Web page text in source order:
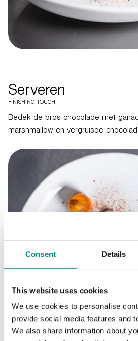
Consent Details
This website uses cookies
We use cookies to personalise
provide social media features and
We also share information about
Serveren
FINISHING TOUCH
Bedek de bros chocolade met
marshmallow en vergruisde